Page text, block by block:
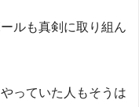
ルも真剣に取り組ん
っていた人もそうは